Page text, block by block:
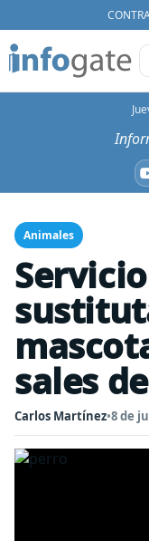
Animales
sales
Carlos Martínez•8 de